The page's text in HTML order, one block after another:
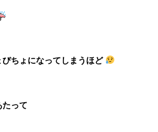
ちょになってしまうほど
たって